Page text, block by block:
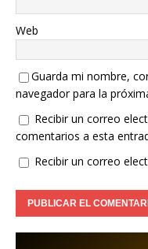
Web
Guarda mi nombre,
navegador para la
Recibir un correo
comentarios a esta
Recibir un correo